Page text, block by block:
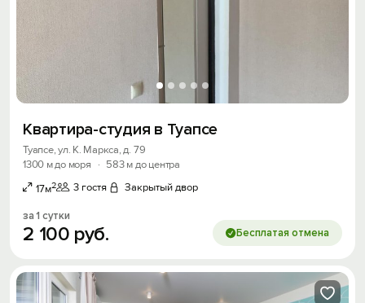
Квартира-студия в Туапсе
Туапсе, ул. К. Маркса, д. 79
1300 м до моря
· 583 м до центра
17м2 3 гостя Закрытый двор
за 1 сутки
2 100 руб. Бесплатая отмена